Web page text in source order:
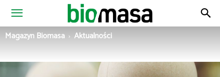
Magazyn
Magazyn Biomasa Aktualności